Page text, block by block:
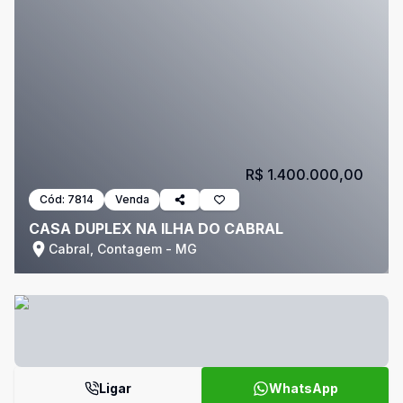
Cód: 7814 Venda
CASA DUPLEX NA ILHA DO CABRAL
Cabral, Contagem - MG
R$ 1.400.000,00
Ligar WhatsApp